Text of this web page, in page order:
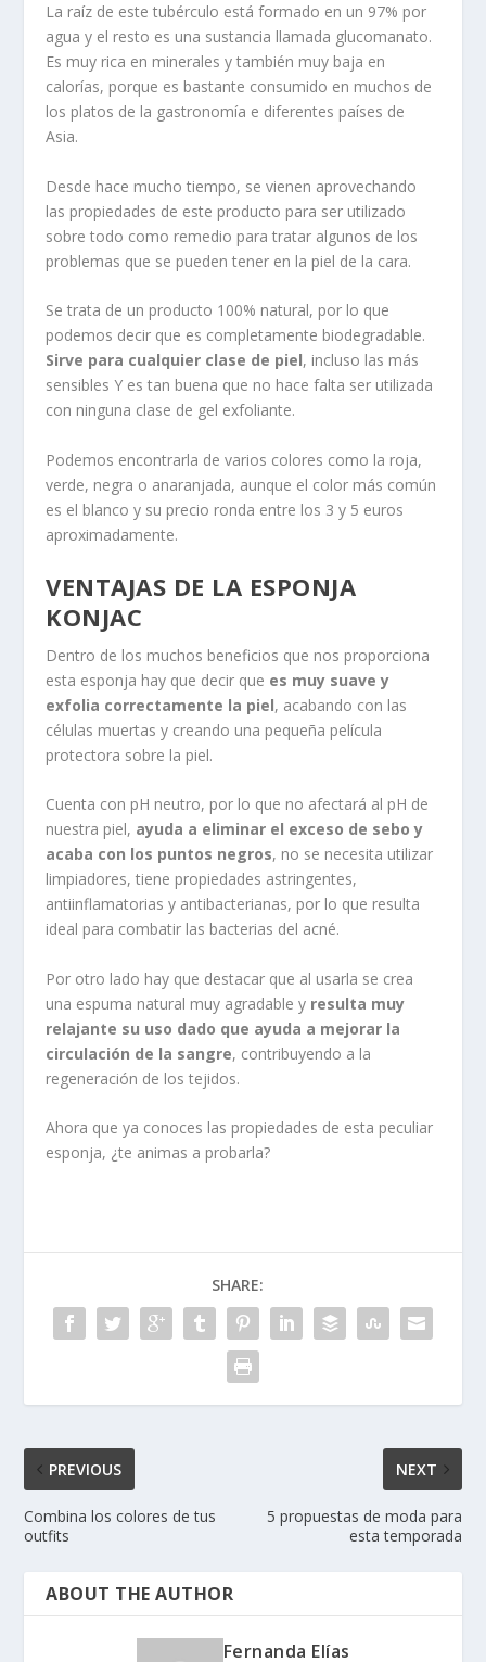
La raíz de este tubérculo está formado en un 97% por
agua y el resto es una sustancia llamada glucomanato.
Es muy rica en minerales y también muy baja en
calorías, porque es bastante consumido en muchos de
los platos de la gastronomía e diferentes países de
Asia.
Desde hace mucho tiempo, se vienen aprovechando
las propiedades de este producto para ser utilizado
sobre todo como remedio para tratar algunos de los
problemas que se pueden tener en la piel de la cara.
Se trata de un producto 100% natural, por lo que
podemos decir que es completamente biodegradable.
Sirve para cualquier clase de piel, incluso las más
sensibles Y es tan buena que no hace falta ser utilizada
con ninguna clase de gel exfoliante.
Podemos encontrarla de varios colores como la roja,
verde, negra o anaranjada, aunque el color más común
es el blanco y su precio ronda entre los 3 y 5 euros
aproximadamente.
VENTAJAS DE LA ESPONJA
KONJAC
Dentro de los muchos beneficios que nos proporciona
esta esponja hay que decir que es muy suave y
exfolia correctamente la piel, acabando con las
células muertas y creando una pequeña película
protectora sobre la piel.
Cuenta con pH neutro, por lo que no afectará al pH de
nuestra piel, ayuda a eliminar el exceso de sebo y
acaba con los puntos negros, no se necesita utilizar
limpiadores, tiene propiedades astringentes,
antiinflamatorias y antibacterianas, por lo que resulta
ideal para combatir las bacterias del acné.
Por otro lado hay que destacar que al usarla se crea
una espuma natural muy agradable y resulta muy
relajante su uso dado que ayuda a mejorar la
circulación de la sangre, contribuyendo a la
regeneración de los tejidos.
Ahora que ya conoces las propiedades de esta peculiar
esponja, ¿te animas a probarla?
SHARE:
PREVIOUS
Combina los colores de tus
outfits
NEXT
5 propuestas de moda para
esta temporada
ABOUT THE AUTHOR
Fernanda Elías